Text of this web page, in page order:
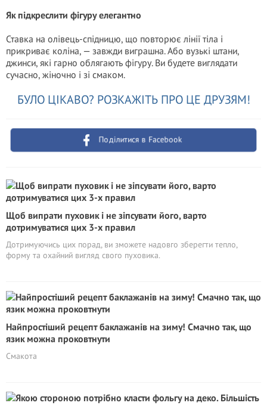
Як підкреслити фігуру елегантно
Ставка на олівець-спідницю, що повторює лінії тіла і
прикриває коліна, — завжди виграшна. Або вузькі штани,
джинси, які гарно облягають фігуру. Ви будете виглядати
сучасно, жіночно і зі смаком.
БУЛО ЦІКАВО? РОЗКАЖІТЬ ПРО ЦЕ ДРУЗЯМ!
Поділитися в Facebook
Щоб випрати пуховик і не зіпсувати його, варто
дотримуватися цих 3-х правил
Дотримуючись цих порад, ви зможете надовго зберегти тепло,
форму та охайний вигляд свого пуховика.
Найпростіший рецепт баклажанів на зиму! Смачно так, що
язик можна проковтнути
Смакота